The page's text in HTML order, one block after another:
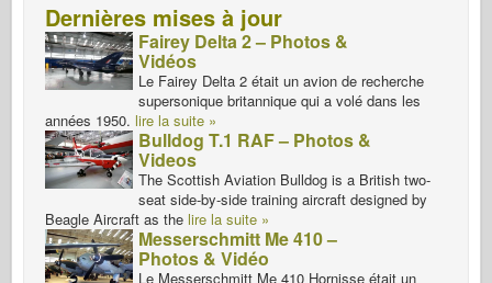
Dernières mises à jour
Fairey Delta 2 – Photos &
Vidéos
Le Fairey Delta 2 était un avion de recherche
supersonique britannique qui a volé dans les
années 1950. lire la suite »
Bulldog T.1 RAF – Photos &
Videos
The Scottish Aviation Bulldog is a British two-
seat side-by-side training aircraft designed by
Beagle Aircraft as the lire la suite »
Messerschmitt Me 410 –
Photos & Vidéo
Le Messerschmitt Me 410 Hornisse était un